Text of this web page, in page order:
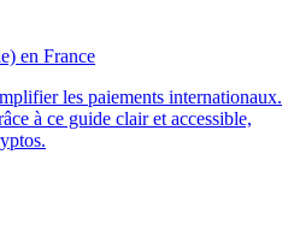
en France
les paiements internationaux.
à ce guide clair et accessible,